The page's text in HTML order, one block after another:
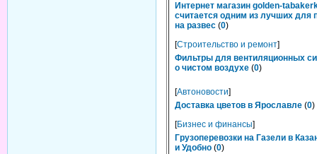
Интернет магазин golden-
считается одним из лучших для
на развес (0)
[Строительство и ремонт]
Фильтры для вентиляционных
о чистом воздухе (0)
[Автоновости]
Доставка цветов в Ярославле (0)
[Бизнес и финансы]
Грузоперевозки на Газели в
и Удобно (0)